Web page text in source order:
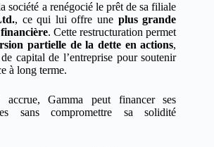
société a renégocié le prêt de sa filiale
, ce qui lui offre une plus grande
. Cette restructuration permet
partielle de la dette en actions,
capital de l’entreprise pour soutenir
à long terme.
Gamma peut financer ses
sans compromettre sa solidité